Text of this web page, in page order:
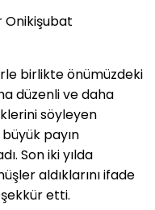
Onikişubat
birlikte önümüzdeki
düzenli ve daha
söyleyen
payın
Son iki yılda
aldıklarını ifade
etti.